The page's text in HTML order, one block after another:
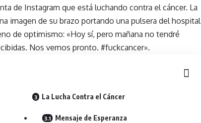
de Instagram que está luchando contra el cáncer. La
imagen de su brazo portando una pulsera del hospital
de optimismo: «Hoy sí, pero mañana no tendré
Nos vemos pronto. #fuckcancer».
La Lucha Contra el Cáncer
Mensaje de Esperanza